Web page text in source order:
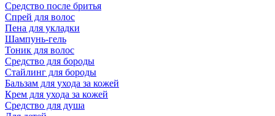
Средство после бритья
Спрей для волос
Пена для укладки
Шампунь-гель
Тоник для волос
Средство для бороды
Стайлинг для бороды
Бальзам для ухода за кожей
Крем для ухода за кожей
Средство для душа